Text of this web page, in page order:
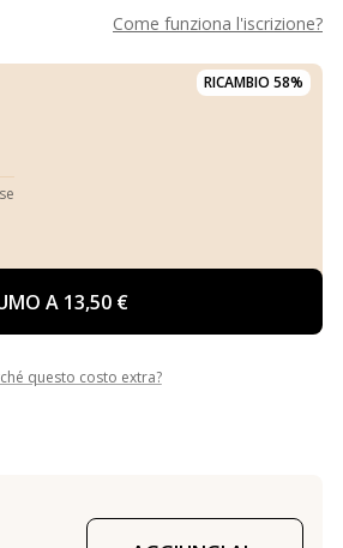
Come funziona l'iscrizione?
RICAMBIO 58%
A 13,50 €
questo costo extra?